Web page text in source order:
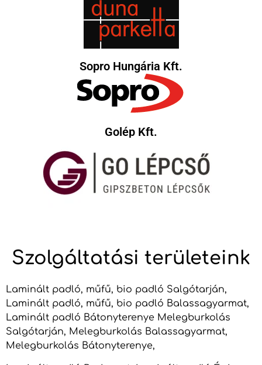
Sopro Hungária Kft.
Golép Kft.
Szolgáltatási területeink
Laminált padló, műfű, bio padló Salgótarján,
Laminált padló, műfű, bio padló Balassagyarmat,
Laminált padló Bátonyterenye Melegburkolás
Salgótarján, Melegburkolás Balassagyarmat,
Melegburkolás Bátonyterenye,